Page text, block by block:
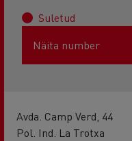
Suletud
Näita number
Avda. Camp Verd, 44
Pol. Ind. La Trotxa